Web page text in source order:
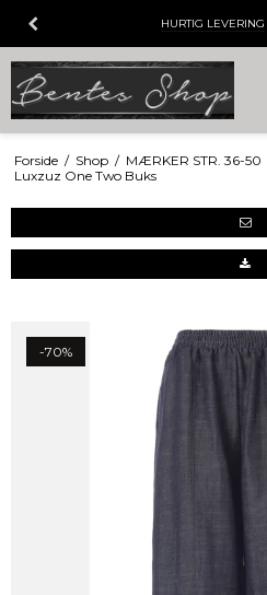
HURTIG LEVERING
Forside / Shop / MÆRKER STR. 36-50
Luxzuz One Two Buks
-70%